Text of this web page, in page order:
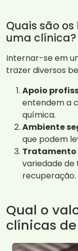
Quais são
uma clínica?
Internar-se em
trazer diversos
Apoio
entendem a
química.
Ambiente
que podem
variedade de
recuperação.
Qual o
clínicas